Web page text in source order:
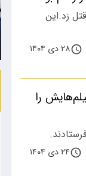
زد.این
۲۸ دی ۱۴۰۴
را
۲۴ دی ۱۴۰۴
ورزشی
باشگاه استقلال در فصل